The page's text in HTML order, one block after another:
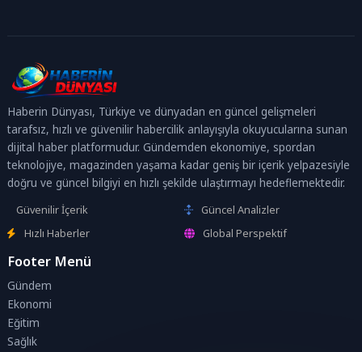
Haberin Dünyası, Türkiye ve dünyadan en güncel gelişmeleri
tarafsız, hızlı ve güvenilir habercilik anlayışıyla okuyucularına sunan
dijital haber platformudur. Gündemden ekonomiye, spordan
teknolojiye, magazinden yaşama kadar geniş bir içerik yelpazesiyle
doğru ve güncel bilgiyi en hızlı şekilde ulaştırmayı hedeflemektedir.
Güvenilir İçerik
Güncel Analizler
Hızlı Haberler
Global Perspektif
Footer Menü
Gündem
Ekonomi
Eğitim
Sağlık